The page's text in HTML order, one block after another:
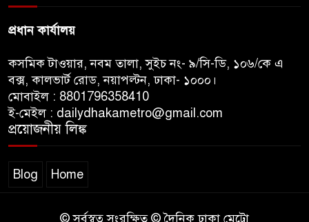
প্রধান কার্যালয়
কসমিক টাওয়ার, নবম তালা, সুইচ নং- ৯/সি-ডি, ১০৬/কে এ
বক্স, কালভার্ট রোড, নয়াপল্টন, ঢাকা- ১০০০।
মোবাইল : 8801796358410
ই-মেইল : dailydhakametro@gmail.com
প্রয়োজনীয় লিঙ্ক
Blog Home
© সর্বস্বত্ব সংরক্ষিত © দৈনিক ঢাকা মেট্রো